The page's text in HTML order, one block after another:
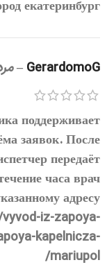
екатеринбург
GerardomoG
–
поддерживает
заявок. После
передаёт
часа врач
адресу.
iz-zapoya-
kapelnicza-
mariupol/